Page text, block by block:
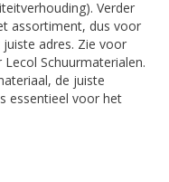
Verder
assortiment, dus voor
adres. Zie voor
Schuurmaterialen.
de juiste
essentieel voor het